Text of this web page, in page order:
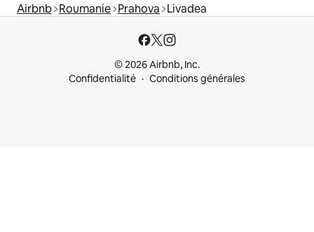
Airbnb Roumanie Prahova Livadea
© 2026 Airbnb, Inc.
Confidentialité
Conditions générales